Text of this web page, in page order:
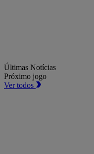
Últimas Notícias
Próximo jogo
Ver todos